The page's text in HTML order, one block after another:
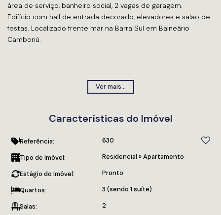
área de serviço, banheiro social, 2 vagas de garagem.
Edifício com hall de entrada decorado, elevadores e salão de
festas. Localizado frente mar na Barra Sul em Balneário
Camboriú.
3 quartos sendo 1 suíte
145 m² de área privativa
Mobiliado e decorado
Edifício
Hall de entrada decorado
Salão de festas
Ver mais...
Características do Imóvel
Referência: 630
Tipo de Imóvel: Residencial »Apartamento
Estágio do Imóvel: Pronto
Quartos: 3 (sendo 1 suíte)
Salas: 2